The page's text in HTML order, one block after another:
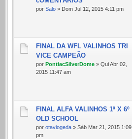
por Salo » Dom Jul 12, 2015 4:11 pm
FINAL DA WFL VALINHOS TRI
VICE CAMPEÃO
por PontiacSilverDome » Qui Abr 02,
2015 11:47 am
FINAL ALFA VALINHOS 1º X 6º
OLD SCHOOL
por otaviogeda » Sáb Mar 21, 2015 1:09
pm